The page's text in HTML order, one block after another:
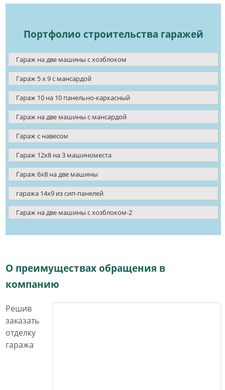
Портфолио строительства гаражей
Гараж на две машины с хозблоком
Гараж 5 х 9 с мансардой
Гараж 10 на 10 панельно-каркасный
Гараж на две машины с мансардой
Гараж с навесом
Гараж 12x8 на 3 машиноместа
Гараж 6х8 на две машины
гаража 14x9 из сип-панелей
Гараж на две машины с хозблоком-2
О преимуществах обращения в
компанию
Решив
заказать
отделку
гаража